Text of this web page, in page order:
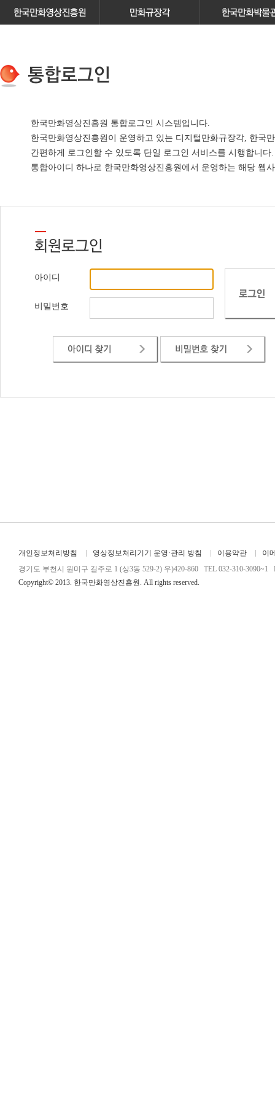
한국만화영상진흥원 통합로그인 시스템입니다.
한국만화영상진흥원이 운영하고 있는 디지털만화규장각, 한국
간편하게 로그인할 수 있도록 단일 로그인 서비스를 시행합니다.
통합아이디 하나로 한국만화영상진흥원에서 운영하는 해당 웹
아이디
비밀번호
개인정보처리방침 영상정보처리기기 운영·관리 방침 이용약관
이
경기도 부천시 원미구 길주로 1 (상3동 529-2) 우)420-860 TEL 032-310-3090~1
Copyright© 2013. 한국만화영상진흥원. All rights reserved.